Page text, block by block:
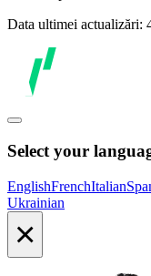
Data ultimei actualizări:
Select your
EnglishFrenchItalian
Ukrainian
×